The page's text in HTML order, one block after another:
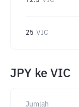
25 VIC
JPY ke VIC
Jumlah